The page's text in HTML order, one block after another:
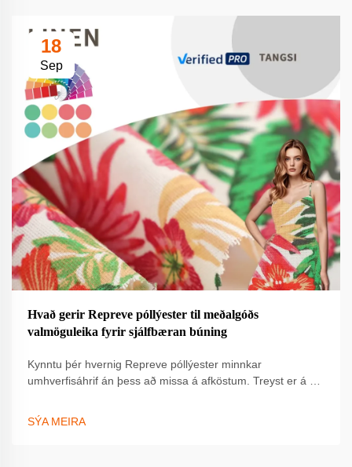
18
Sep
Hvað gerir Repreve póllýester til meðalgóðs
valmöguleika fyrir sjálfbæran búning
Kynntu þér hvernig Repreve póllýester minnkar
umhverfisáhrif án þess að missa á afköstum. Treyst er á af
meira.
SÝA MEIRA